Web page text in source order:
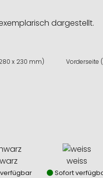
dargestellt.
x 230 mm) Vorderseite
weiss
Sofort